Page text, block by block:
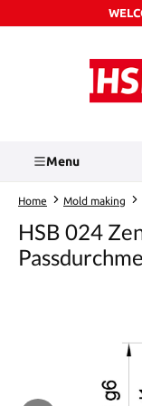
Skip to main content
Menu
Home Mold making
HSB 024